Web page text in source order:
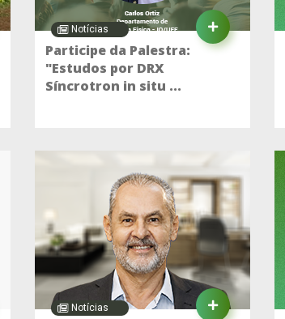
Notícias
Participe da Palestra:
"Estudos por DRX
Síncrotron in situ ...
Notícias